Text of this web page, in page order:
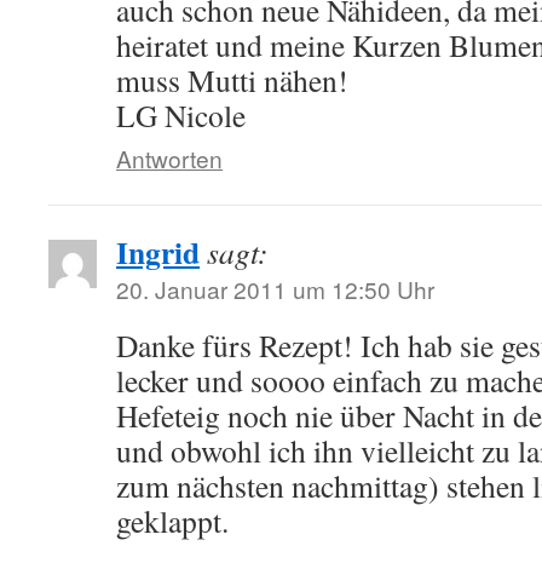
auch schon neue Nähideen, da
heiratet und meine Kurzen
muss Mutti nähen!
LG Nicole
Antworten
Ingridsagt:
20. Januar 2011 um 12:50 Uhr
Danke fürs Rezept! Ich hab sie
lecker und soooo einfach zu
Hefeteig noch nie über Nacht in
und obwohl ich ihn vielleicht zu
zum nächsten nachmittag) stehen
geklappt.